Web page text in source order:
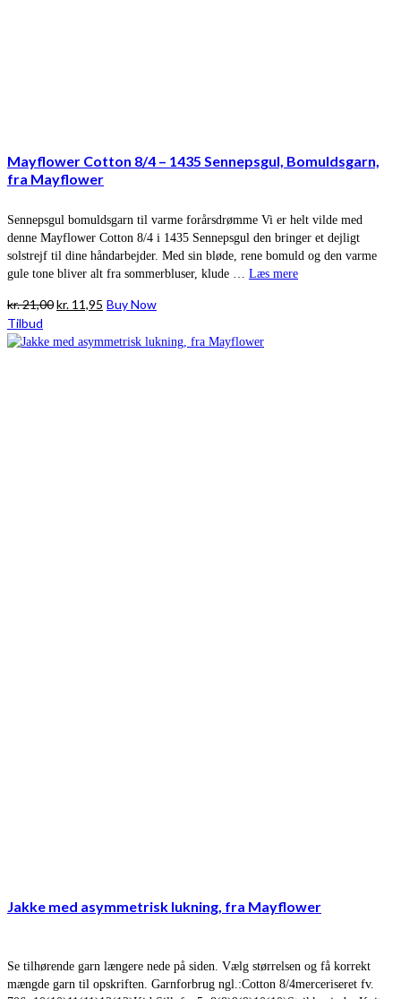
Mayflower Cotton 8/4 – 1435 Sennepsgul, Bomuldsgarn,
fra Mayflower
Sennepsgul bomuldsgarn til varme forårsdrømme Vi er helt vilde med
denne Mayflower Cotton 8/4 i 1435 Sennepsgul den bringer et dejligt
solstrejf til dine håndarbejder. Med sin bløde, rene bomuld og den varme
gule tone bliver alt fra sommerbluser, klude … Læs mere
kr.21,00Den
pris
kr. 11,95 Den
pris
Buy Now
Tilbud
Jakke med asymmetrisk lukning, fra Mayflower
Se tilhørende garn længere nede på siden. Vælg størrelsen og få korrekt
mængde garn til opskriften. Garnforbrug ngl.:Cotton 8/4merceriseret fv.